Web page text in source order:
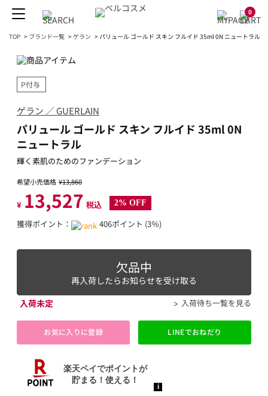
0
TOP > ブランド一覧 >ゲラン >パリュール ゴールド スキン フルイド 35ml 0N ニュートラル
P付与
ゲラン ／ GUERLAIN
パリュール ゴールド スキン フルイド 35ml 0N
ニュートラル
輝く素肌のためのファンデーション
希望小売価格 ¥13,860
¥ 13,527 税込 2% OFF
獲得ポイント： 406ポイント (3％)
欠品中
再入荷したらお知らせを受け取る
入荷未定
入荷待ち一覧を見る
お気に入りに登録 LINEでおねだり